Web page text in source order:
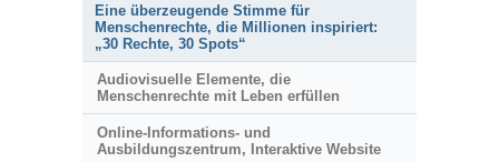
Eine überzeugende Stimme für
Menschenrechte, die Millionen inspiriert:
„30 Rechte, 30 Spots“
Audiovisuelle Elemente, die
Menschenrechte mit Leben erfüllen
Online-Informations- und
Ausbildungszentrum, Interaktive Website